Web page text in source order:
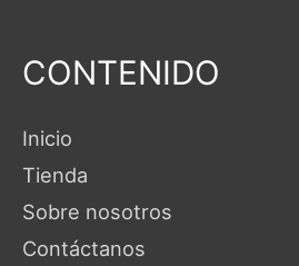
CONTENIDO
Inicio
Tienda
Sobre nosotros
Contáctanos